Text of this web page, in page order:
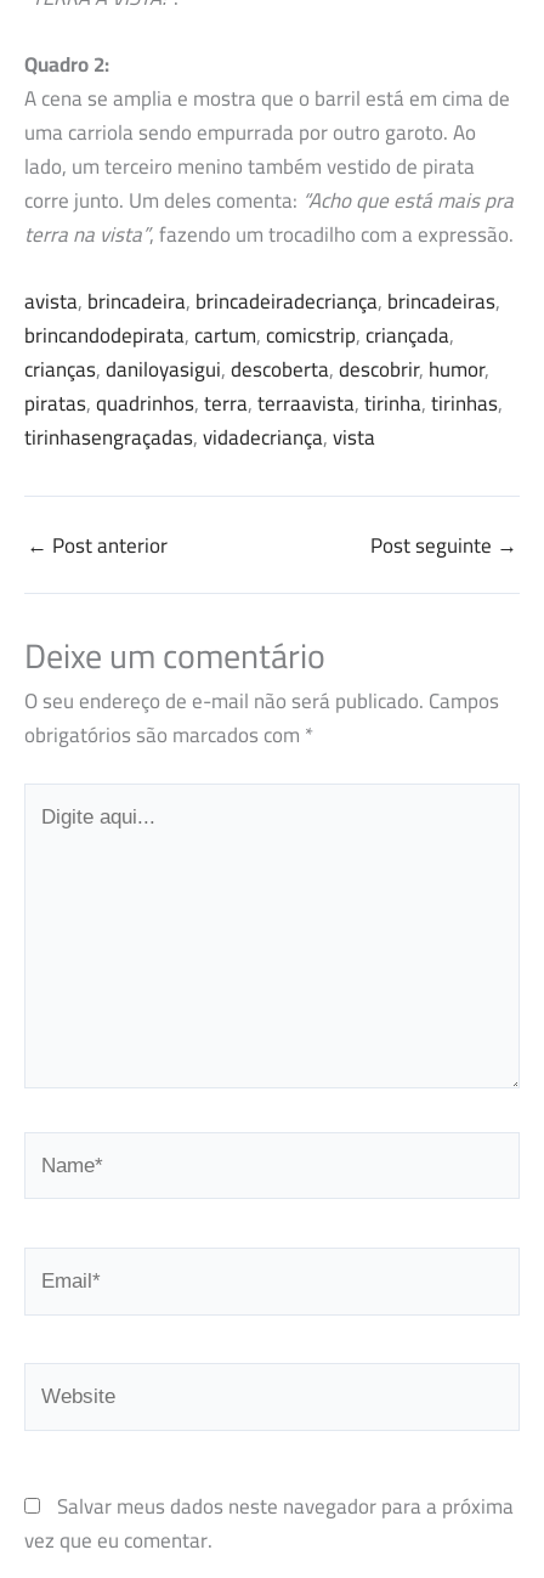
Quadro 2:
A cena se amplia e mostra que o barril está em cima de
uma carriola sendo empurrada por outro garoto. Ao
lado, um terceiro menino também vestido de pirata
corre junto. Um deles comenta: “Acho que está mais pra
terra na vista”, fazendo um trocadilho com a expressão.
avista, brincadeira, brincadeiradecriança, brincadeiras
brincandodepirata, cartum, comicstrip, criançada
crianças, daniloyasigui, descoberta, descobrir, humor
piratas, quadrinhos, terra, terraavista, tirinha, tirinhas
tirinhasengraçadas, vidadecriança, vista
← Post anterior Post seguinte →
Deixe um comentário
O seu endereço de e-mail não será publicado.Campos
obrigatórios são marcados com*
Digite
aqui...
Name*
Email*
Website
Salvar meus dados neste navegador para a próxima
vez que eu comentar.